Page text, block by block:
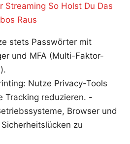
Streaming So Holst Du Das
Raus
stets Passwörter mit
und MFA (Multi-Faktor-
Nutze Privacy-Tools
Tracking reduzieren. -
Browser und
zu